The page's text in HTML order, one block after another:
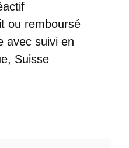
ou remboursé
avec suivi en
Suisse